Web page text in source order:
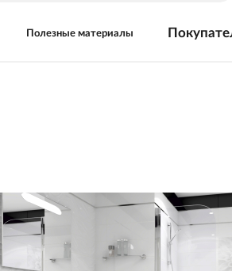
Полезные материалы